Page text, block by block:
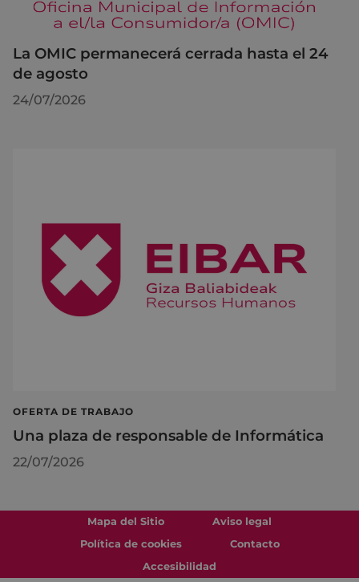
La OMIC permanecerá cerrada hasta el 24
de agosto
24/07/2026
OFERTA DE TRABAJO
Una plaza de responsable de Informática
22/07/2026
Mapa del Sitio
Aviso legal
Política de cookies
Contacto
Accesibilidad